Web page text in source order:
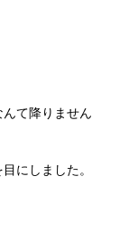
て降りません
にしました。